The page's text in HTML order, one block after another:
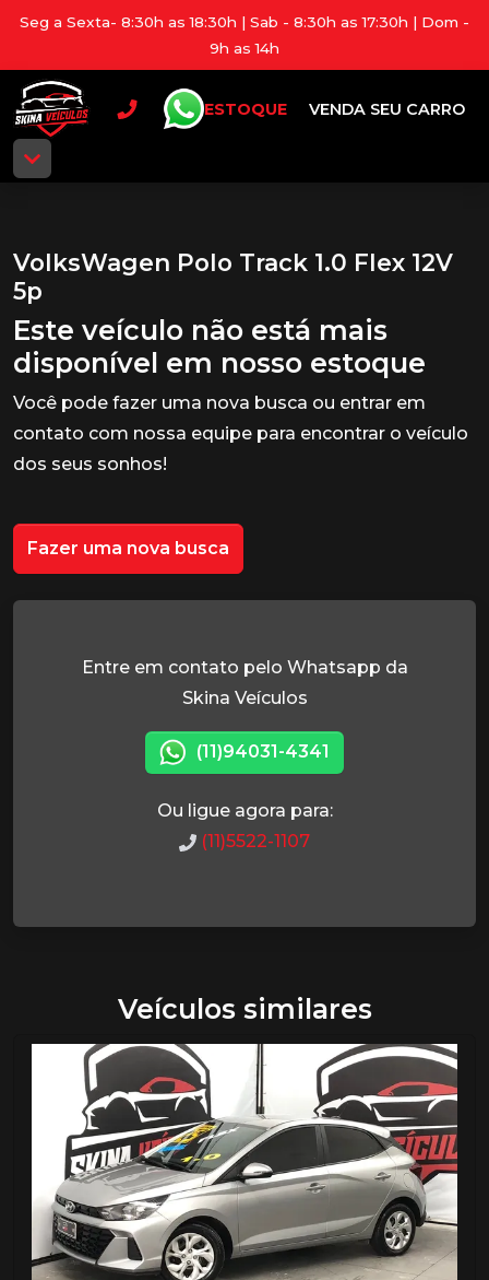
Seg a Sexta- 8:30h as 18:30h | Sab - 8:30h as 17:30h | Dom -
9h as 14h
ESTOQUE VENDA SEU CARRO
VolksWagen Polo Track 1.0 Flex 12V
5p
Este veículo não está mais
disponível em nosso estoque
Você pode fazer uma nova busca ou entrar em
contato com nossa equipe para encontrar o veículo
dos seus sonhos!
Fazer uma nova busca
Entre em contato pelo Whatsapp da
Skina Veículos
(11)94031-4341
Ou ligue agora para:
(11)5522-1107
Veículos similares